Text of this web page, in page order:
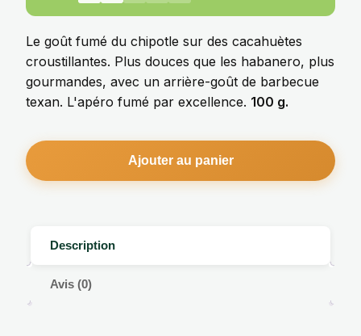
Le goût fumé du chipotle sur des cacahuètes
croustillantes. Plus douces que les habanero, plus
gourmandes, avec un arrière-goût de barbecue
texan. L'apéro fumé par excellence. 100 g.
Ajouter au panier
Description
Avis (0)